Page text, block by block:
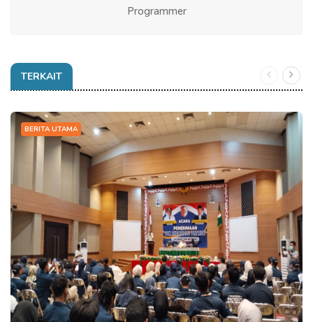
Programmer
TERKAIT
BERITA UTAMA